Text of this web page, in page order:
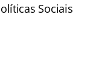
Sociais